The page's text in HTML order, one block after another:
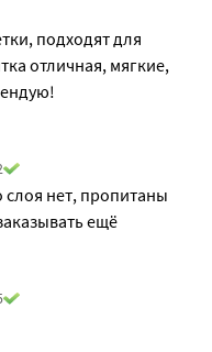
подходят для
отличная, мягкие,
слоя нет, пропитаны
ещё